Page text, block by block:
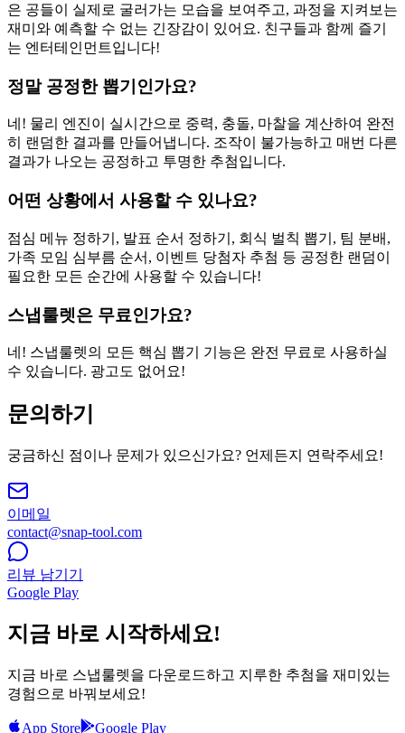
은 공들이 실제로 굴러가는 모습을 보여주고, 과정을 지켜보는
재미와 예측할 수 없는 긴장감이 있어요. 친구들과 함께 즐기
는 엔터테인먼트입니다!
정말 공정한 뽑기인가요?
네! 물리 엔진이 실시간으로 중력, 충돌, 마찰을 계산하여 완전
히 랜덤한 결과를 만들어냅니다. 조작이 불가능하고 매번 다른
결과가 나오는 공정하고 투명한 추첨입니다.
어떤 상황에서 사용할 수 있나요?
점심 메뉴 정하기, 발표 순서 정하기, 회식 벌칙 뽑기, 팀 분배,
가족 모임 심부름 순서, 이벤트 당첨자 추첨 등 공정한 랜덤이
필요한 모든 순간에 사용할 수 있습니다!
스냅룰렛은 무료인가요?
네! 스냅룰렛의 모든 핵심 뽑기 기능은 완전 무료로 사용하실
수 있습니다. 광고도 없어요!
문의하기
궁금하신 점이나 문제가 있으신가요? 언제든지 연락주세요!
이메일
contact@snap-tool.com
리뷰 남기기
Google Play
지금 바로 시작하세요!
지금 바로 스냅룰렛을 다운로드하고 지루한 추첨을 재미있는
경험으로 바꿔보세요!
App Store Google Play